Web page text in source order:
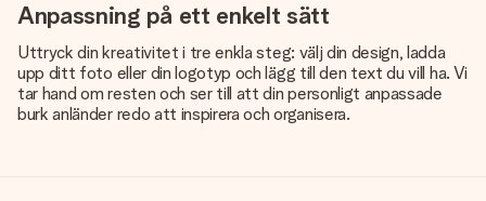
Anpassning på ett enkelt sätt
Uttryck din kreativitet i tre enkla steg: välj din design, ladda
upp ditt foto eller din logotyp och lägg till den text du vill ha. Vi
tar hand om resten och ser till att din personligt anpassade
burk anländer redo att inspirera och organisera.